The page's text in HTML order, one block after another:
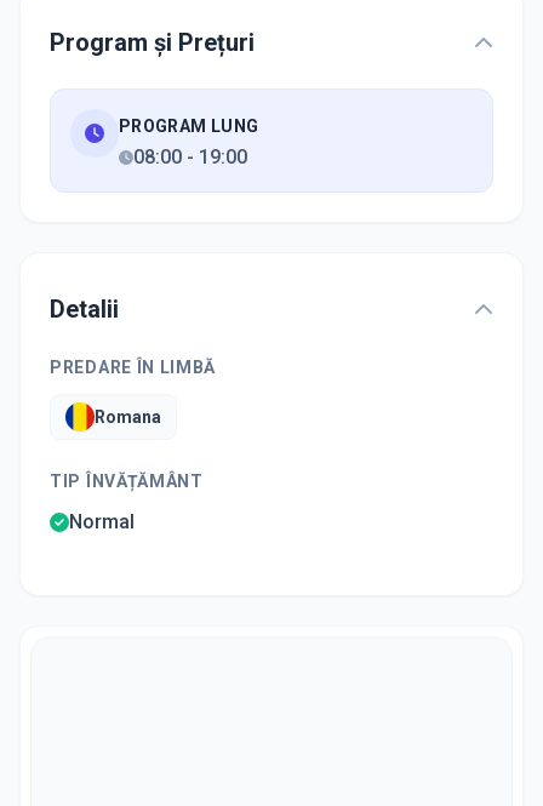
Program și Prețuri
PROGRAM LUNG
08:00 - 19:00
Detalii
PREDARE ÎN LIMBĂ
Romana
TIP ÎNVĂȚĂMÂNT
Normal